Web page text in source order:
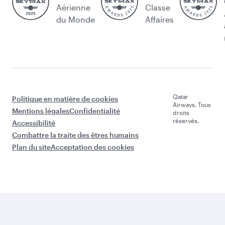
Aérienne
du Monde
Classe
Affaires
Politique en matière de cookies
Mentions légalesConfidentialité
Accessibilité
Combattre la traite des êtres humains
Plan du siteAcceptation des cookies
Qatar
Airways. Tous
droits
réservés.